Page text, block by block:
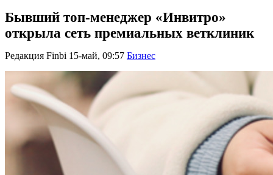
Бывший топ-менеджер «Инвитро»
открыла сеть премиальных ветклиник
Редакция Finbi 15-май, 09:57 Бизнес